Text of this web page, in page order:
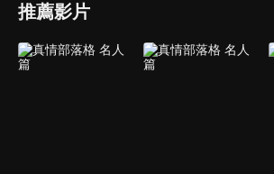
推薦影片